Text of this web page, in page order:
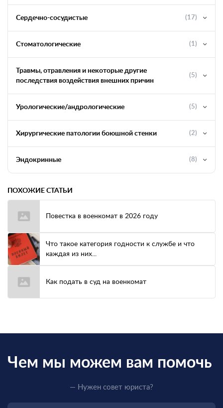
Сердечно-сосудистые (17)
Стоматологические (1)
Травмы, отравления и некоторые другие
последствия воздействия внешних причин
(5)
Урологические/андрологические (5)
Хирургические патологии боюшной стенки (2)
Эндокринные (8)
ПОХОЖИЕ СТАТЬИ
Повестка в военкомат в 2026 году
Что такое категория годности к службе и что
каждая из них...
Как подать в суд на военкомат
Чем мы можем вам помочь
— Нужен совет юриста?